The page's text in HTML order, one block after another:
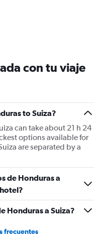
con tu viaje
to Suiza?
can take about 21 h 24
options available for
are separated by a
de Honduras a
Honduras a Suiza?
frecuentes